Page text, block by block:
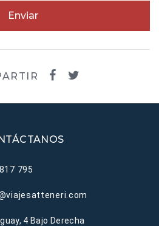
Enviar
795
4 Bajo Derecha